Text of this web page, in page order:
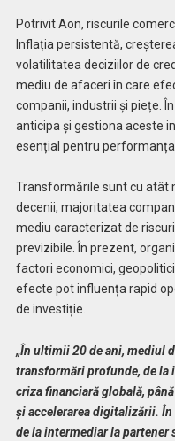
Potrivit Aon, riscurile
Inflația persistentă,
volatilitatea deciziilor de
mediu de afaceri în care
companii, industrii și piețe.
anticipa și gestiona aceste
esențial pentru
Transformările sunt cu atât
decenii, majoritatea
mediu caracterizat de
previzibile. În prezent,
factori economici,
efecte pot influența rapid
de investiție.
„În ultimii 20 de ani, mediul
transformări profunde, de la
criza financiară globală,
și accelerarea digitalizării.
de la intermediar la